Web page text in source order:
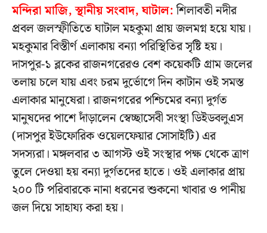
মন্দিরা মাজি, স্থানীয় সংবাদ, ঘাটাল:শিলাবতী নদীর
প্রবল জলস্ফীতিতে ঘাটাল মহকুমা প্রায় জলমগ্ন হয়ে যায়।
মহকুমার বিস্তীর্ণ এলাকায় বন্যা পরিস্থিতির সৃষ্টি হয়।
দাসপুর-১ ব্লকের রাজনগরেরও বেশ কয়েকটি গ্ৰাম জলের
তলায় চলে যায় এবং চরম দুর্ভোগে দিন কাটান ওই সমস্ত
এলাকার মানুষেরা। রাজনগরের পশ্চিমের বন্যা দুর্গত
মানুষদের পাশে দাঁড়ালেন স্বেচ্ছাসেবী সংস্থা ডিইডবলুএস
(দাসপুর ইউফোরিক ওয়েলফেয়ার সোসাইটি) এর
সদস্যরা। মঙ্গলবার ৩ আগস্ট ওই সংস্থার পক্ষ থেকে ত্রাণ
তুলে দেওয়া হয় বন্যা দুর্গতদের হাতে। ওই এলাকার প্রায়
২০০ টি পরিবারকে নানা ধরনের শুকনো খাবার ও পানীয়
জল দিয়ে সাহায্য করা হয়।